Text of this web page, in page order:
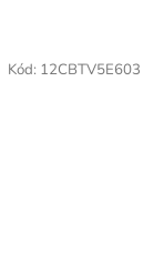
Kód: 12CBTV5E603